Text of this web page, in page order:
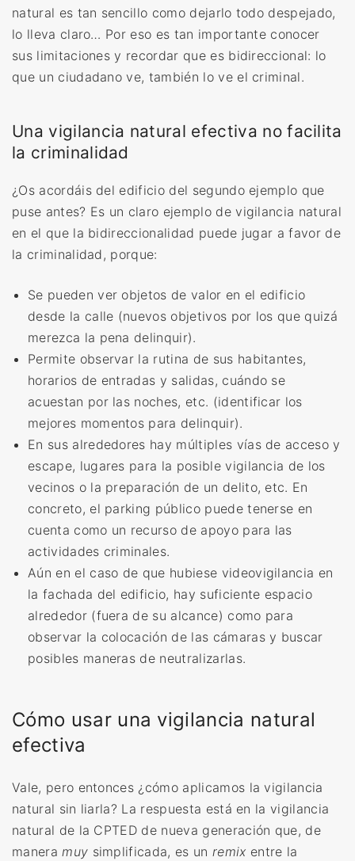
natural es tan sencillo como dejarlo todo despejado,
lo lleva claro… Por eso es tan importante conocer
sus limitaciones y recordar que es bidireccional: lo
que un ciudadano ve, también lo ve el criminal.
Una vigilancia natural efectiva no facilita
la criminalidad
¿Os acordáis del edificio del segundo ejemplo que
puse antes? Es un claro ejemplo de vigilancia natural
en el que la bidireccionalidad puede jugar a favor de
la criminalidad, porque:
Se pueden ver objetos de valor en el edificio
desde la calle (nuevos objetivos por los que quizá
merezca la pena delinquir).
Permite observar la rutina de sus habitantes,
horarios de entradas y salidas, cuándo se
acuestan por las noches, etc. (identificar los
mejores momentos para delinquir).
En sus alrededores hay múltiples vías de acceso y
escape, lugares para la posible vigilancia de los
vecinos o la preparación de un delito, etc. En
concreto, el parking público puede tenerse en
cuenta como un recurso de apoyo para las
actividades criminales.
Aún en el caso de que hubiese videovigilancia en
la fachada del edificio, hay suficiente espacio
alrededor (fuera de su alcance) como para
observar la colocación de las cámaras y buscar
posibles maneras de neutralizarlas.
Cómo usar una vigilancia natural
efectiva
Vale, pero entonces ¿cómo aplicamos la vigilancia
natural sin liarla? La respuesta está en la vigilancia
natural de la CPTED de nueva generación que, de
maneramuy simplificada, es un remix entre la